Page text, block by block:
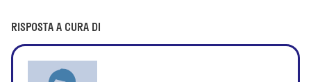
RISPOSTA A CURA DI